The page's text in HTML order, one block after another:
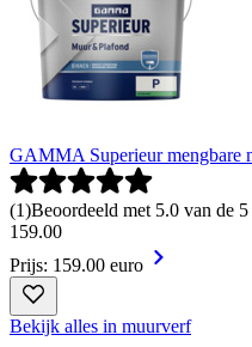
GAMMA Superieur mengbare
(1)Beoordeeld met 5.0 van de
159.00
Prijs: 159.00 euro
Bekijk alles in muurverf